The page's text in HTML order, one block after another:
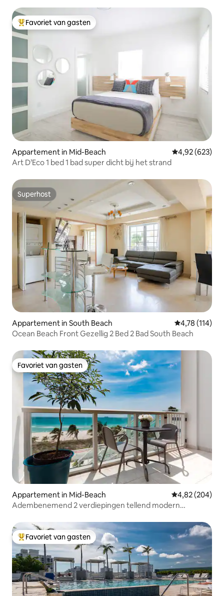
Topfavoriet van gasten
Favoriet van gasten
Appartement in Mid-Beach Gemiddelde
4,92 (623)
Art D’Eco 1 bed 1 bad super dicht bij het strand
Superhost
Superhost
Appartement in South Beach Gemiddelde
4,78 (114)
Ocean Beach Front Gezellig 2 Bed 2 Bad South Beach
Favoriet van gasten
Favoriet van gasten
Appartement in Mid-Beach Gemiddelde
4,82 (204)
Adembenemend 2 verdiepingen tellend modern
Topfavoriet van gasten
Favoriet van gasten